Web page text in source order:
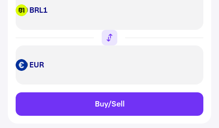
BRL1 BRL1
EUR EUR
Buy/Sell